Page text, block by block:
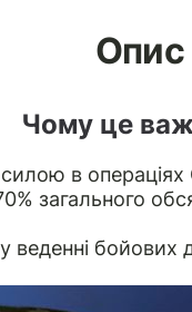
Опис
Чому це
в операціях
загального
веденні бойових